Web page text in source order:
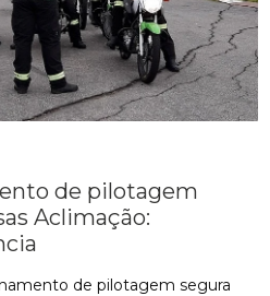
de pilotagem
Aclimação:
de pilotagem segura